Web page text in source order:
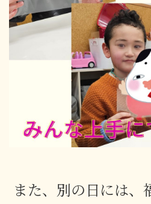
また、別の日には、